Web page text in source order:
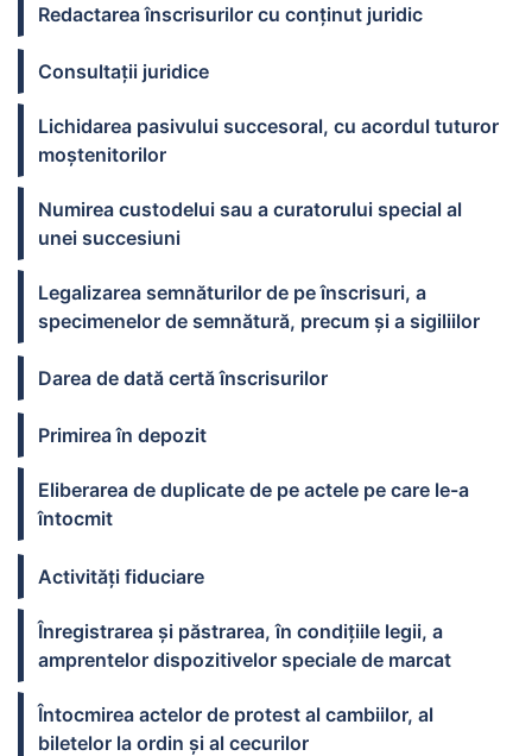
Redactarea înscrisurilor cu conţinut juridic
Consultații juridice
Lichidarea pasivului succesoral, cu acordul tuturor
moştenitorilor
Numirea custodelui sau a curatorului special al
unei succesiuni
Legalizarea semnăturilor de pe înscrisuri, a
specimenelor de semnătură, precum şi a sigiliilor
Darea de dată certă înscrisurilor
Primirea în depozit
Eliberarea de duplicate de pe actele pe care le-a
întocmit
Activităţi fiduciare
Înregistrarea şi păstrarea, în condiţiile legii, a
amprentelor dispozitivelor speciale de marcat
Întocmirea actelor de protest al cambiilor, al
biletelor la ordin şi al cecurilor